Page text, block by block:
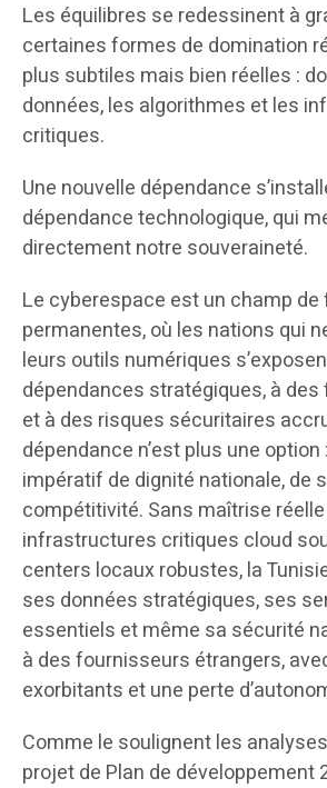
Les équilibres se redessinent à
certaines formes de domination
plus subtiles mais bien réelles :
données, les algorithmes et les
critiques.
Une nouvelle dépendance
dépendance technologique, qui
directement notre souveraineté.
Le cyberespace est un champ
permanentes, où les nations qui
leurs outils numériques
dépendances stratégiques, à
et à des risques sécuritaires
dépendance n’est plus une option
impératif de dignité nationale, de
compétitivité. Sans maîtrise
infrastructures critiques cloud
centers locaux robustes, la
ses données stratégiques, ses
essentiels et même sa sécurité
à des fournisseurs étrangers,
exorbitants et une perte
Comme le soulignent les
projet de Plan de développement